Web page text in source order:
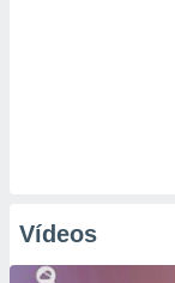
Vídeos